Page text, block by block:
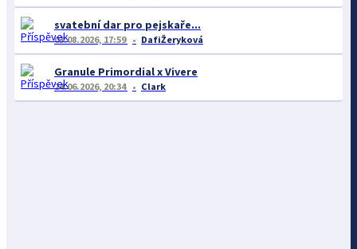
svatební dar pro pejskaře...
03.08.2026, 17:59 DafiŽeryková
Granule Primordial x Vivere
24.06.2026, 20:34 Clark